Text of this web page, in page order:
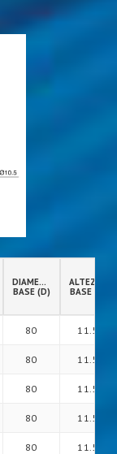
DIAMETRO
BASE (D)
ALTEZZA
BASE (G)
80 11.5
80 11.5
80 11.5
80 11.5
80 11.5